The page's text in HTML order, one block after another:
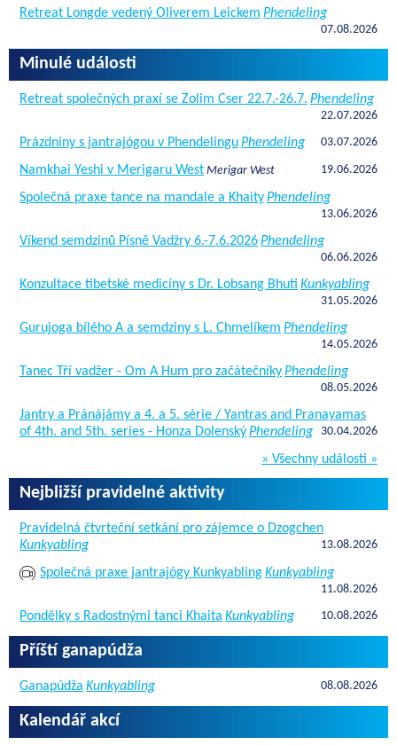
Retreat Longde vedený Oliverem Leickem Phendeling
07.08.2026
Minulé události
Retreat společných praxí se Zolim Cser 22.7.-26.7. Phendeling
22.07.2026
Prázdniny s jantrajógou v PhendelinguPhendeling 03.07.2026
Namkhai Yeshi v Merigaru West Merigar West 19.06.2026
Společná praxe tance na mandale a KhaityPhendeling
13.06.2026
Víkend semdzinů Písně Vadžry 6.-7.6.2026Phendeling
06.06.2026
Konzultace tibetské medicíny s Dr. Lobsang Bhuti Kunkyabling
31.05.2026
Gurujoga bílého A a semdziny s L. Chmelíkem Phendeling
14.05.2026
Tanec Tří vadžer - Om A Hum pro začátečníkyPhendeling
08.05.2026
Jantry a Pránájámy a 4. a 5. série / Yantras and Pranayamas
of 4th. and 5th. series - Honza DolenskýPhendeling 30.04.2026
» Všechny události »
Nejbližší pravidelné aktivity
Pravidelná čtvrteční setkání pro zájemce o Dzogchen
Kunkyabling
13.08.2026
Společná praxe jantrajógy KunkyablingKunkyabling
11.08.2026
Pondělky s Radostnými tanci Khaita Kunkyabling 10.08.2026
Příští ganapúdža
Ganapúdža Kunkyabling 08.08.2026
Kalendář akcí